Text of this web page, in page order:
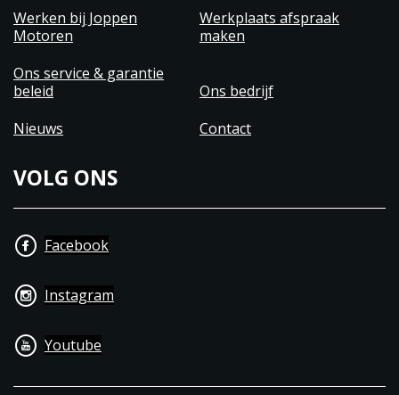
Werken bij Joppen
Motoren
Werkplaats afspraak
maken
Ons service & garantie
beleid
Ons bedrijf
Nieuws
Contact
VOLG ONS
Facebook
Instagram
Youtube